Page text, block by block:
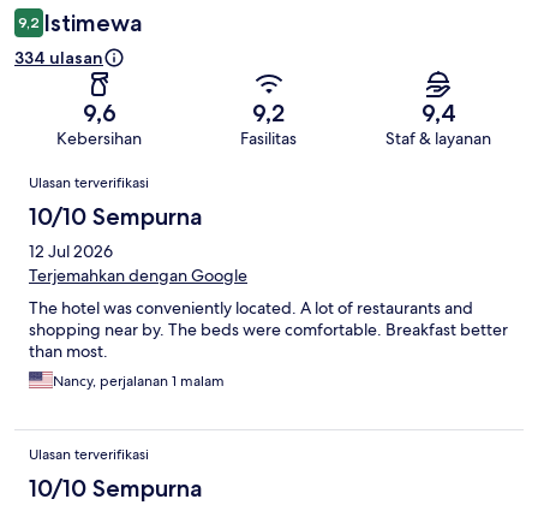
9,2 Istimewa
334 ulasan
9,6
Kebersihan
9,2
Fasilitas
9,4
Staf & layanan
Ulasan
Ulasan terverifikasi
10/10 Sempurna
12 Jul 2026
Terjemahkan dengan Google
The hotel was conveniently located. A lot of restaurants and
shopping near by. The beds were comfortable. Breakfast better
than most.
Nancy, perjalanan 1 malam
Ulasan terverifikasi
10/10 Sempurna